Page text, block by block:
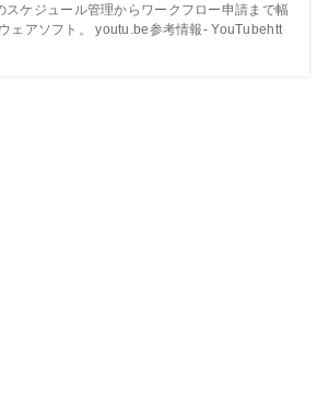
スケジュール管理からワークフロー申請まで幅
ェアソフト。 youtu.be参考情報- YouTubehtt